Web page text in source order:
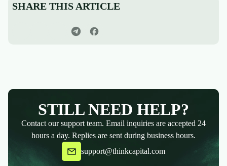
SHARE THIS ARTICLE
STILL NEED HELP?
Contact our support team. Email inquiries are accepted 24
hours a day. Replies are sent during business hours.
support@thinkcapital.com